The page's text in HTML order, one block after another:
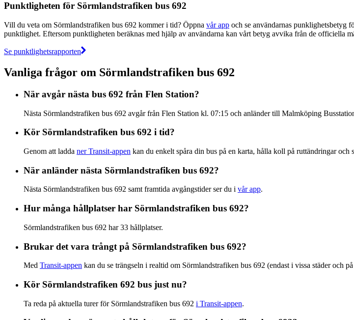
Punktligheten för Sörmlandstrafiken bus 692
Vill du veta om Sörmlandstrafiken bus 692 kommer i tid? Öppna vår app och se användarnas punklighetsbetyg
punktlighet. Eftersom punktligheten beräknas med hjälp av användarna kan vårt betyg avvika från de officiella
Se punktlighetsrapporten
Vanliga frågor om Sörmlandstrafiken bus 692
När avgår nästa bus 692 från Flen Station?
Nästa Sörmlandstrafiken bus 692 avgår från Flen Station kl. 07:15 och anländer till Malmköping
Kör Sörmlandstrafiken bus 692 i tid?
Genom att ladda ner Transit-appen kan du enkelt spåra din bus på en karta, hålla koll på ruttändringar och
När anländer nästa Sörmlandstrafiken bus 692?
Nästa Sörmlandstrafiken bus 692 samt framtida avgångstider ser du i vår app.
Hur många hållplatser har Sörmlandstrafiken bus 692?
Sörmlandstrafiken bus 692 har 33 hållplatser.
Brukar det vara trångt på Sörmlandstrafiken bus 692?
Med Transit-appen kan du se trängseln i realtid om Sörmlandstrafiken bus 692 (endast i vissa städer och
Kör Sörmlandstrafiken 692 bus just nu?
Ta reda på aktuella turer för Sörmlandstrafiken bus 692 i Transit-appen.